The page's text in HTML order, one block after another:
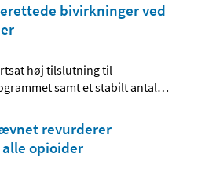
bivirkninger ved
høj tilslutning til
samt et stabilt antal…
revurderer
opioider